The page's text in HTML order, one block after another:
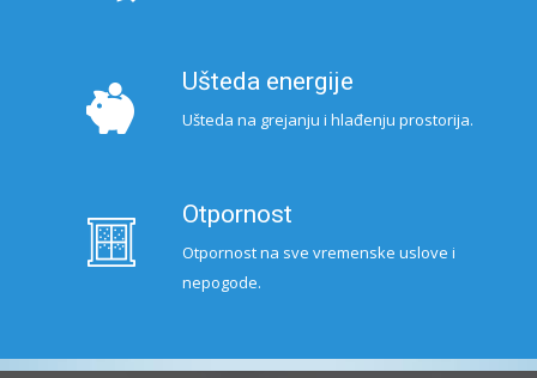
Ušteda energije
Ušteda na grejanju i hlađenju prostorija.
Otpornost
Otpornost na sve vremenske uslove i
nepogode.